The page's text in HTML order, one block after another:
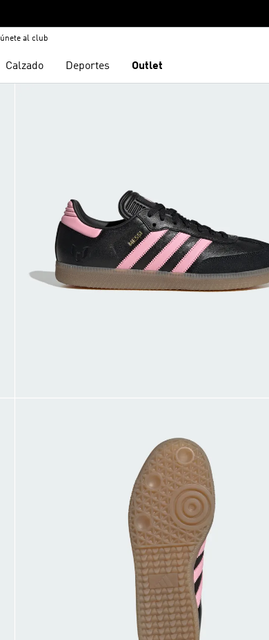
únete al club
Calzado Deportes Outlet